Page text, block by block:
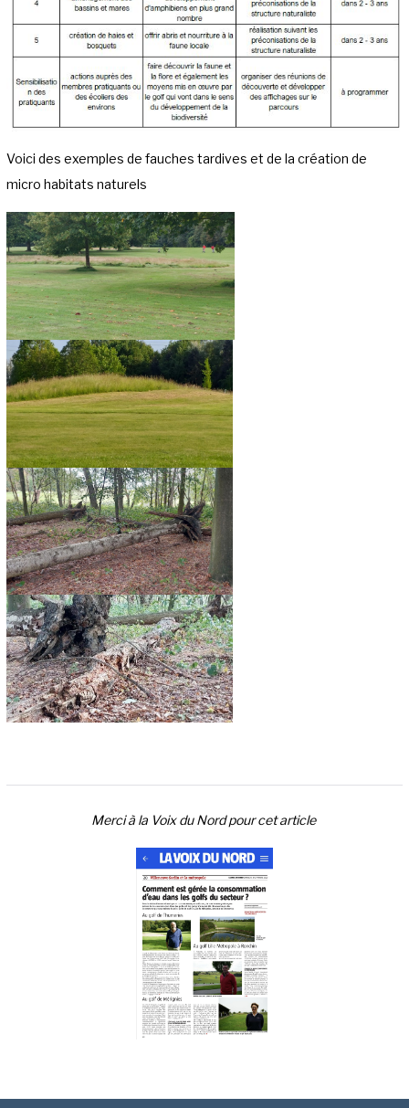
Voici des exemples de fauches tardives et de la création de
micro habitats naturels
Merci à la Voix du Nord pour cet article